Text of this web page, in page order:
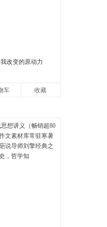
改变的原动力
车 收藏